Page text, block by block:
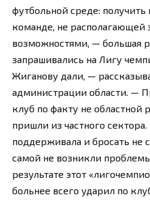
футбольной среде:
команде, не располагающей
возможностями, — большая
запрашивались на Лигу
Жиганову дали, —
администрации области. —
клуб по факту не областной
пришли из частного
поддерживала и бросать не
самой не возникли
результате этот
больнее всего ударил по